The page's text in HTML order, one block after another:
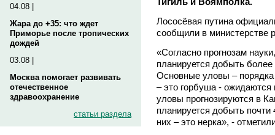
04.08 |
Жара до +35: что ждет
Приморье после тропических
дождей
03.08 |
Москва помогает развивать
отечественное
здравоохранение
статьи раздела
Лососёвая путина
сообщили в министерстве
«Согласно прогнозам
планируется добыть
Основные уловы – порядка
– это горбуша - ожидаются
уловы прогнозируются в
планируется добыть
них – это нерка», -